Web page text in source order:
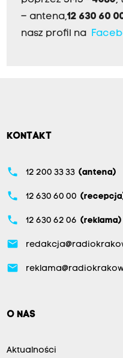
– antena,12 630 60
nasz profil na
KONTAKT
phone 12 200 33 33 (antena)
phone 12 630 60 00
phone 12 630 62 06 (reklama)
email
email
O NAS
Aktualności